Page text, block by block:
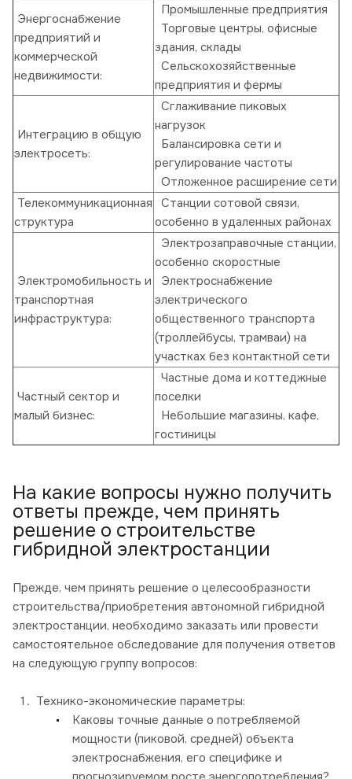
Энергоснабжение
предприятий и
коммерческой
недвижимости:
Промышленные предприятия
Торговые центры, офисные
здания, склады
Сельскохозяйственные
предприятия и фермы
Интеграцию в общую
электросеть:
Сглаживание пиковых
нагрузок
Балансировка сети и
регулирование частоты
Отложенное расширение сети
Телекоммуникационная
структура
Станции сотовой связи,
особенно в удаленных районах
Электромобильность и
транспортная
инфраструктура:
Электрозаправочные станции,
особенно скоростные
Электроснабжение
электрического
общественного транспорта
(троллейбусы, трамваи) на
участках без контактной сети
Частный сектор и
малый бизнес:
Частные дома и коттеджные
поселки
Небольшие магазины, кафе,
гостиницы
На какие вопросы нужно получить
ответы прежде, чем принять
решение о строительстве
гибридной электростанции
Прежде, чем принять решение о целесообразности
строительства/приобретения автономной гибридной
электростанции, необходимо заказать или провести
самостоятельное обследование для получения ответов
на следующую группу вопросов:
Технико-экономические параметры:
Каковы точные данные о потребляемой
мощности (пиковой, средней) объекта
электроснабжения, его специфике и